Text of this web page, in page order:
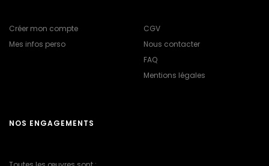
Créer mon compte
Mes infos perso
CGV
Nous contacter
FAQ
Mentions légales
NOS ENGAGEMENTS